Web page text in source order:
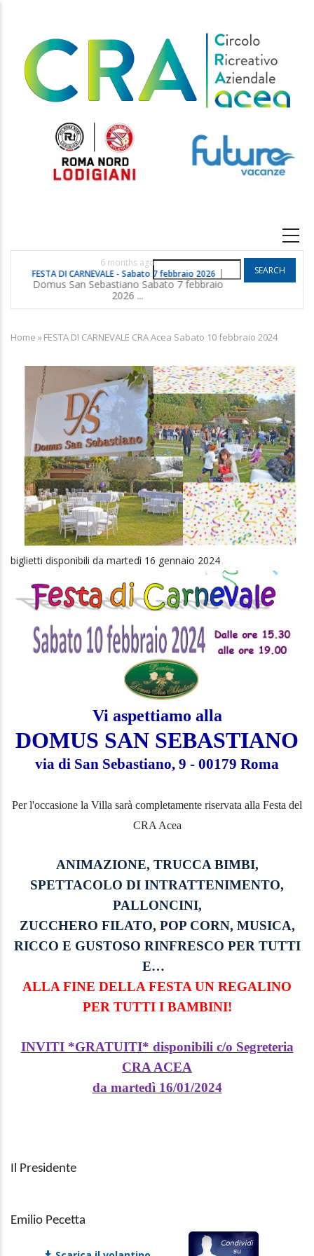
content
6 months ago
FESTA DI CARNEVALE - Sabato 7 febbraio 2026 |
Domus San Sebastiano Sabato 7 febbraio
2026 ...
POGGIO
Search
Breadcrumb
Home »FESTA DI CARNEVALE CRA Acea Sabato 10 febbraio 2024
biglietti disponibili da martedì 16 gennaio 2024
Vi aspettiamo alla
DOMUS SAN SEBASTIANO
via di San Sebastiano, 9 - 00179 Roma
Per l'occasione la Villa sarà completamente riservata alla Festa del
CRA Acea
ANIMAZIONE, TRUCCA BIMBI,
SPETTACOLO DI INTRATTENIMENTO,
PALLONCINI,
ZUCCHERO FILATO, POP CORN, MUSICA,
RICCO E GUSTOSO RINFRESCO PER TUTTI
E…
ALLA FINE DELLA FESTA UN REGALINO
PER TUTTI I BAMBINI!
INVITI *GRATUITI* disponibili c/o Segreteria
CRA ACEA
da martedì 16/01/2024
Il Presidente
Emilio Pecetta